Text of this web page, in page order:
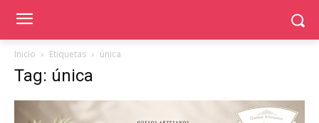
Inicio Etiquetas única
Tag: única